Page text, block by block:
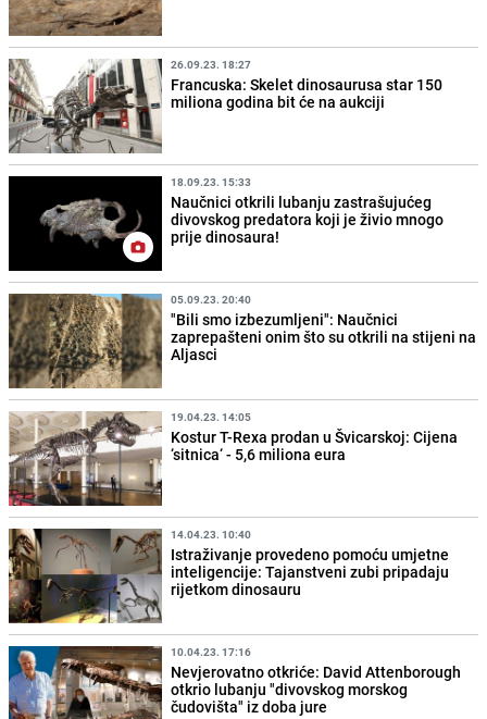
26.09.23. 18:27
Francuska: Skelet dinosaurusa star 150
miliona godina bit će na aukciji
18.09.23. 15:33
Naučnici otkrili lubanju zastrašujućeg
divovskog predatora koji je živio mnogo
prije dinosaura!
05.09.23. 20:40
"Bili smo izbezumljeni": Naučnici
zaprepašteni onim što su otkrili na stijeni na
Aljasci
19.04.23. 14:05
Kostur T-Rexa prodan u Švicarskoj: Cijena
‘sitnica‘ - 5,6 miliona eura
14.04.23. 10:40
Istraživanje provedeno pomoću umjetne
inteligencije: Tajanstveni zubi pripadaju
rijetkom dinosauru
10.04.23. 17:16
Nevjerovatno otkriće: David Attenborough
otkrio lubanju "divovskog morskog
čudovišta" iz doba jure